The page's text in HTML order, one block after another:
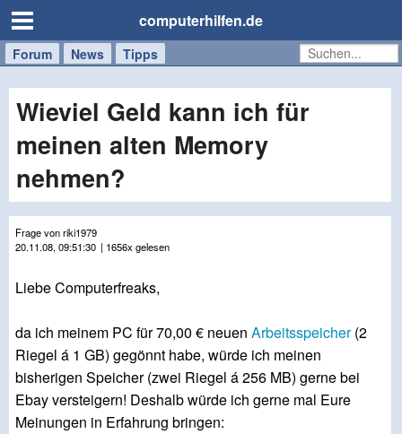
computerhilfen.de
Forum News Tipps
Handy
Tablet
Windows
Mac
Wieviel Geld kann ich für
meinen alten Memory
nehmen?
Frage von riki1979
20.11.08, 09:51:30 | 1656x gelesen
Liebe Computerfreaks,
da ich meinem PC für 70,00 € neuen Arbeitsspeicher(2
Riegel á 1 GB) gegönnt habe, würde ich meinen
bisherigen Speicher (zwei Riegel á 256 MB) gerne bei
Ebay versteigern! Deshalb würde ich gerne mal Eure
Meinungen in Erfahrung bringen: